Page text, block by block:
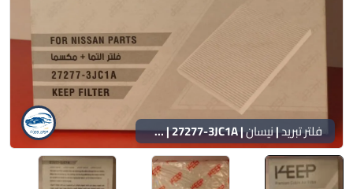
فلتر تبريد | نيسان | KEEP | 27277-3JC1A